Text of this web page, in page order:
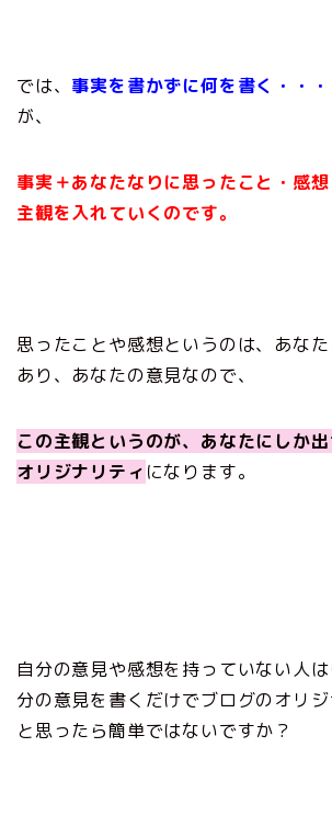
では、 事実を書かずに何を書く・・・
が、
事実＋あなたなりに思ったこと・感
主観を入れていくのです。
思ったことや感想というのは、あな
あり、あなたの意見なので、
この主観というのが、あなたにしか
オリジナリティ になります。
自分の意見や感想を持っていない人
分の意見を書くだけでブログのオリ
と思ったら簡単ではないですか？